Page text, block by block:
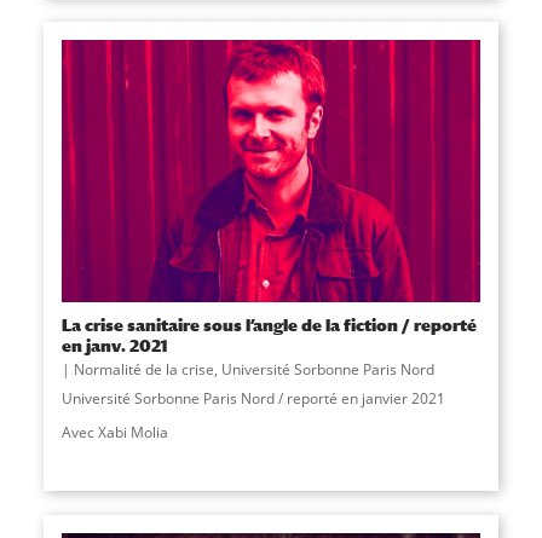
La crise sanitaire sous l’angle de la fiction / reporté
en janv. 2021
Normalité de la crise, Université Sorbonne Paris Nord
Université Sorbonne Paris Nord / reporté en janvier 2021
Avec Xabi Molia